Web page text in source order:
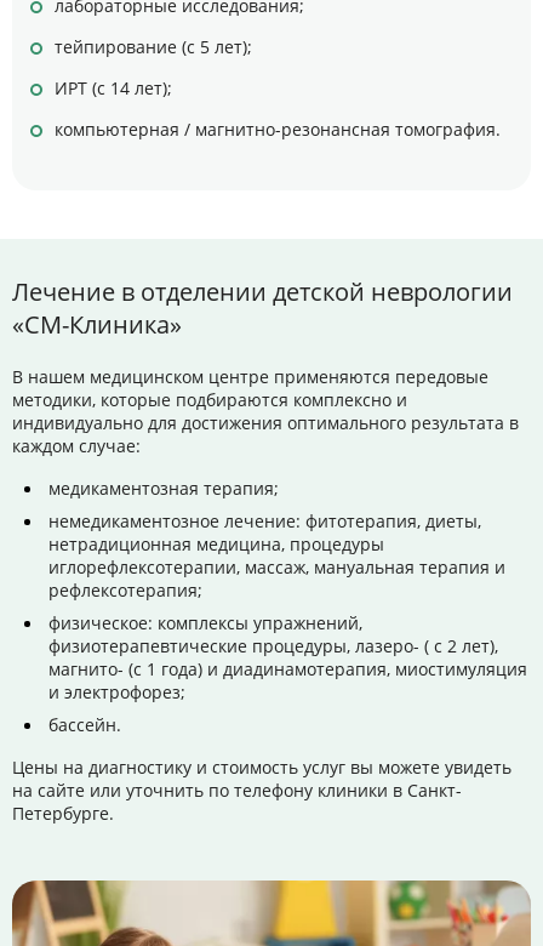
лабораторные исследования;
тейпирование (с 5 лет);
ИРТ (с 14 лет);
компьютерная / магнитно-резонансная томография.
Лечение в отделении детской неврологии
«СМ-Клиника»
В нашем медицинском центре применяются передовые
методики, которые подбираются комплексно и
индивидуально для достижения оптимального результата в
каждом случае:
медикаментозная терапия;
немедикаментозное лечение: фитотерапия, диеты,
нетрадиционная медицина, процедуры
иглорефлексотерапии, массаж, мануальная терапия и
рефлексотерапия;
физическое: комплексы упражнений,
физиотерапевтические процедуры, лазеро- ( с 2 лет),
магнито- (с 1 года) и диадинамотерапия, миостимуляция
и электрофорез;
бассейн.
Цены на диагностику и стоимость услуг вы можете увидеть
на сайте или уточнить по телефону клиники в Санкт-
Петербурге.